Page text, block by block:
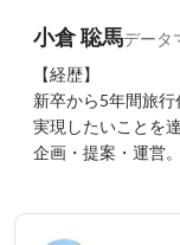
小倉 聡馬データ
【経歴】
新卒から5年間旅
実現したいことを
企画・提案・運営